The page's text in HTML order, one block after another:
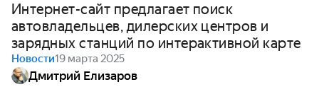
Интернет-сайт предлагает поиск
автовладельцев, дилерских центров и
зарядных станций по интерактивной карте
Новости19 марта 2025
Дмитрий Елизаров